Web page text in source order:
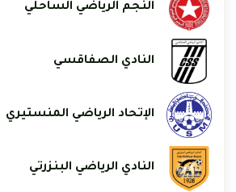
النجم الرياضي الساحلي
النادي الصفاقسي
الإتحاد الرياضي المنستيري
النادي الرياضي البنزرتي